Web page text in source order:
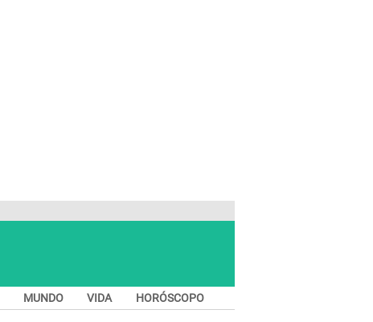
MUNDO VIDA HORÓSCOPO